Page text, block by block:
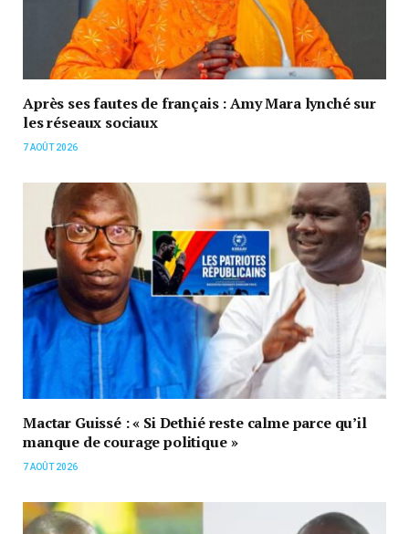
Après ses fautes de français : Amy Mara lynché sur
les réseaux sociaux
7 AOÛT 2026
Mactar Guissé : « Si Dethié reste calme parce qu’il
manque de courage politique »
7 AOÛT 2026